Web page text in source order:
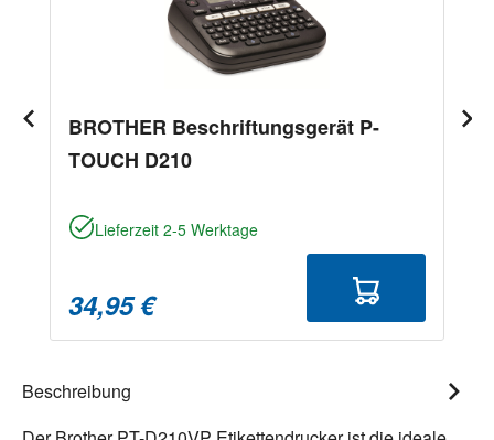
BROTHER Beschriftungsgerät P-
TOUCH D210
Lieferzeit 2-5 Werktage
34,95 €
Beschreibung